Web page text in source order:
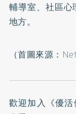
輔導室、社區
地方。
（首圖來源：
歡迎加入 《優